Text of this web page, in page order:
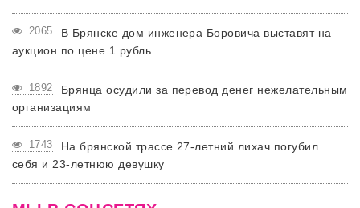
2065
В Брянске дом инженера Боровича выставят на
аукцион по цене 1 рубль
1892
Брянца осудили за перевод денег нежелательным
организациям
1743
На брянской трассе 27-летний лихач погубил
себя и 23-летнюю девушку